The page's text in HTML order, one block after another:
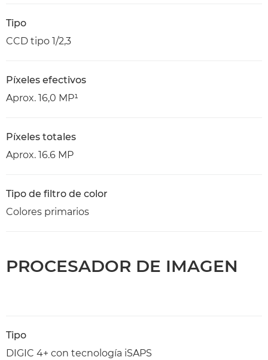
Tipo
CCD tipo 1/2,3
Píxeles efectivos
Aprox. 16,0 MP¹
Píxeles totales
Aprox. 16.6 MP
Tipo de filtro de color
Colores primarios
PROCESADOR DE IMAGEN
Tipo
DIGIC 4+ con tecnología iSAPS